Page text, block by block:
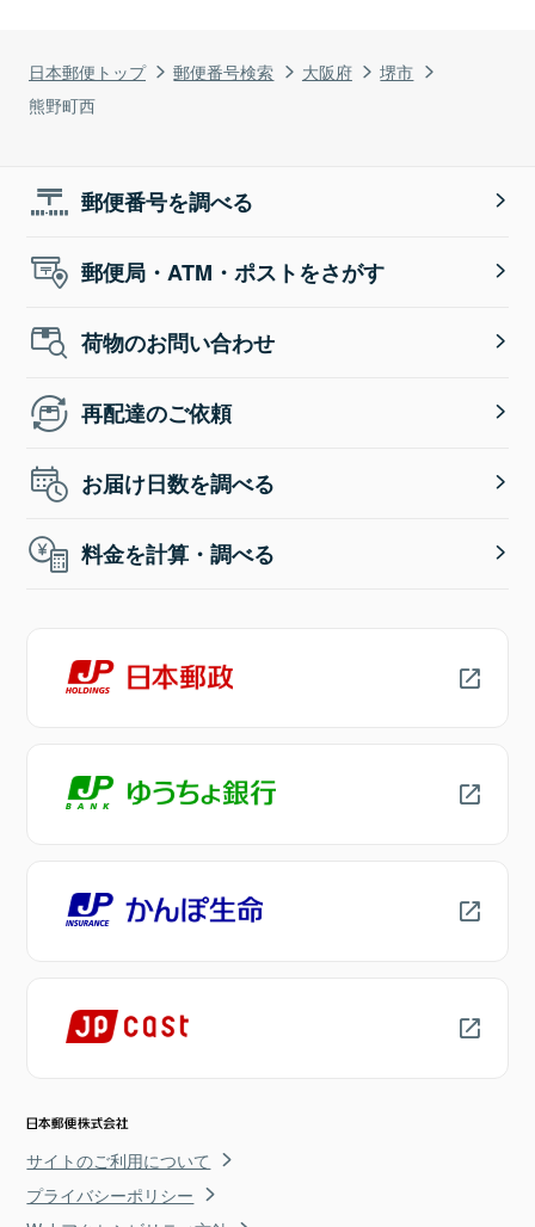
日本郵便トップ 郵便番号検索 大阪府
堺市
熊野町西
郵便番号を調べる
郵便局・ATM・ポストをさがす
荷物のお問い合わせ
再配達のご依頼
お届け日数を調べる
料金を計算・調べる
サイトのご利用について
プライバシーポリシー